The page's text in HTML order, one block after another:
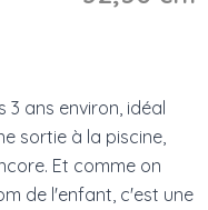
ans environ, idéal
sortie à la piscine,
Et comme on
de l'enfant, c'est une